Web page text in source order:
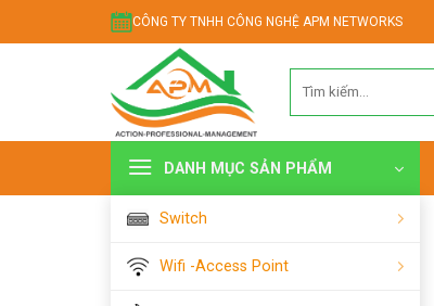
đến
CÔNG TY TNHH CÔNG NGHỆ APM NETWORKS
kiếm:
DANH MỤC SẢN PHẨM
Switch
Wifi -Access Point